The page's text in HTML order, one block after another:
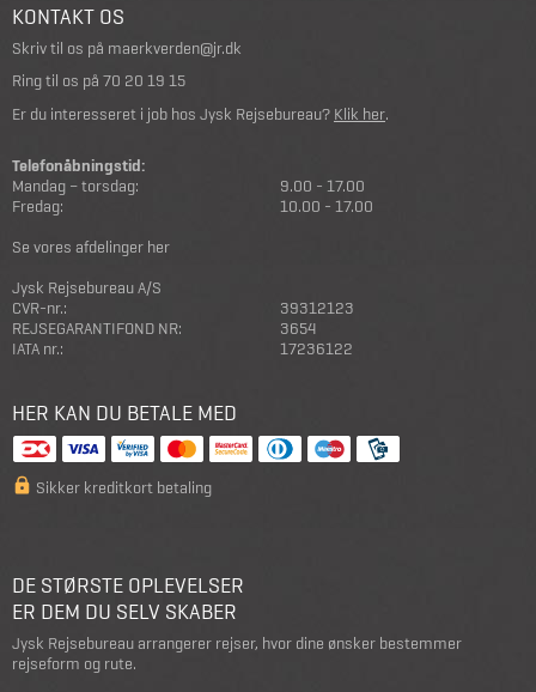
KONTAKT OS
Skriv til os på maerkverden@jr.dk
Ring til os på 70 20 19 15
Er du interesseret i job hos Jysk Rejsebureau? Klik her.
Telefonåbningstid:
Mandag – torsdag:
9.00 - 17.00
Fredag:
10.00 - 17.00
Se vores afdelinger her
Jysk Rejsebureau A/S
CVR-nr.:
39312123
REJSEGARANTIFOND NR:
3654
IATA nr.:
17236122
HER KAN DU BETALE MED
Sikker kreditkort betaling
DE STØRSTE OPLEVELSER
ER DEM DU SELV SKABER
Jysk Rejsebureau arrangerer rejser, hvor dine ønsker bestemmer
rejseform og rute.